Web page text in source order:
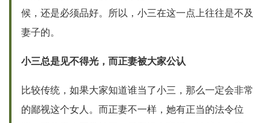
候，还是必须品好。所以，小三在这一点上往往是不及
妻子的。
小三总是见不得光，而正妻被大家公认
比较传统，如果大家知道谁当了小三，那么一定会非常
的鄙视这个女人。而正妻不一样，她有正当的法令位